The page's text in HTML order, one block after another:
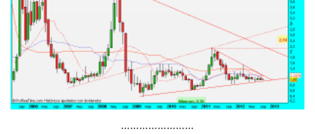
……………………